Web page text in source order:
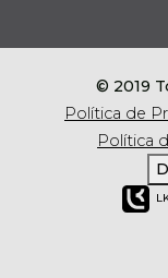
© 2019
Política de
Política